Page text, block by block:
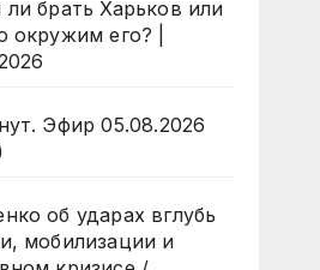
ли брать Харьков или
окружим его? |
Эфир 05.08.2026
об ударах вглубь
мобилизации и